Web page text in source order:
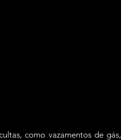
como vazamentos de gás,